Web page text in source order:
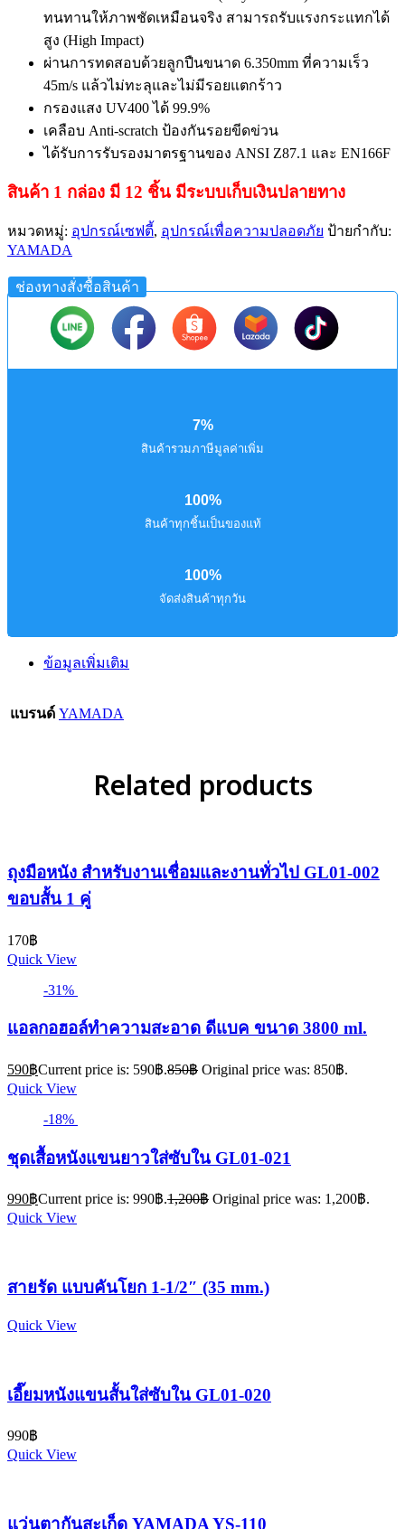
ทนทานให้ภาพชัดเหมือนจริง สามารถรับแรงกระแทกได้
สูง (High Impact)
ผ่านการทดสอบด้วยลูกปืนขนาด 6.350mm ที่ความเร็ว
45m/s แล้วไม่ทะลุและไม่มีรอยแตกร้าว
กรองแสง UV400 ได้ 99.9%
เคลือบ Anti-scratch ป้องกันรอยขีดข่วน
ได้รับการรับรองมาตรฐานของ ANSI Z87.1 และ EN166F
สินค้า 1 กล่อง มี 12 ชิ้น มีระบบเก็บเงินปลายทาง
หมวดหมู่: อุปกรณ์เซฟตี้, อุปกรณ์เพื่อความปลอดภัย ป้ายกำกับ:
YAMADA
ช่องทางสั่งซื้อสินค้า
7%
สินค้ารวมภาษีมูลค่าเพิ่ม
100%
สินค้าทุกชิ้นเป็นของแท้
100%
จัดส่งสินค้าทุกวัน
ข้อมูลเพิ่มเติม
แบรนด์ YAMADA
Related products
ถุงมือหนัง สำหรับงานเชื่อมและงานทั่วไป GL01-002
ขอบสั้น 1 คู่
170฿
Quick View
-31%
แอลกอฮอล์ทำความสะอาด ดีแบค ขนาด 3800 ml.
590฿Current price is: 590฿.850฿ Original price was: 850฿.
Quick View
-18%
ชุดเสื้อหนังแขนยาวใส่ซับใน GL01-021
990฿Current price is: 990฿.1,200฿ Original price was: 1,200฿.
Quick View
สายรัด แบบคันโยก 1-1/2″ (35 mm.)
Quick View
เอี๊ยมหนังแขนสั้นใส่ซับใน GL01-020
990฿
Quick View
แว่นตากันสะเก็ด YAMADA YS-110